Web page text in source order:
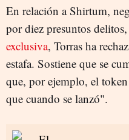
En relación a Shirtum,
por diez presuntos delitos,
exclusiva, Torras ha
estafa. Sostiene que se
que, por ejemplo, el token
que cuando se lanzó".